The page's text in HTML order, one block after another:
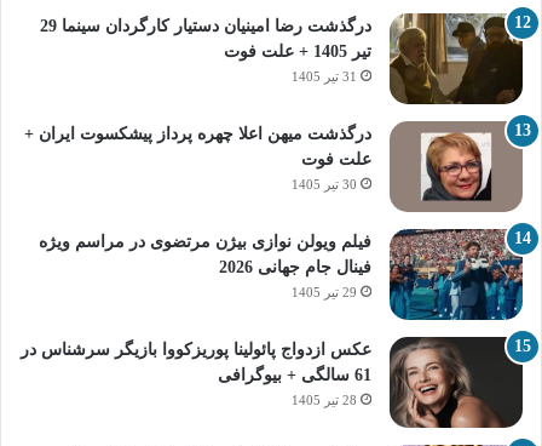
درگذشت رضا امینیان دستیار کارگردان سینما 29
تیر 1405 + علت فوت
31 تیر 1405
درگذشت میهن اعلا چهره پرداز پیشکسوت ایران +
علت فوت
30 تیر 1405
فیلم ویولن نوازی بیژن مرتضوی در مراسم ویژه
فینال جام جهانی 2026
29 تیر 1405
عکس ازدواج پائولینا پوریزکووا بازیگر سرشناس در
61 سالگی + بیوگرافی
28 تیر 1405